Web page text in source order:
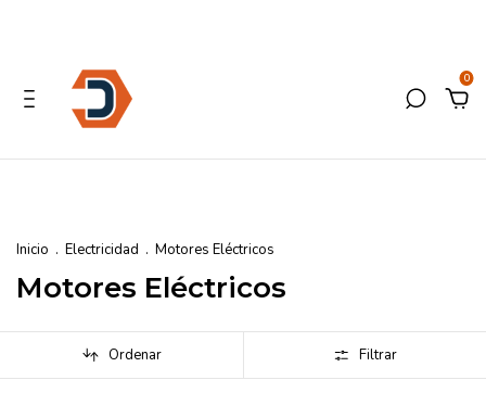
0
Inicio . Electricidad . Motores Eléctricos
Motores Eléctricos
Ordenar Filtrar